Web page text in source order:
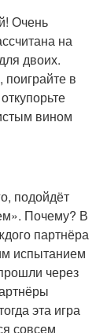
Очень
на
двоих.
в
вином
подойдёт
Почему? В
партнёра
испытанием
через
эта игра
совсем